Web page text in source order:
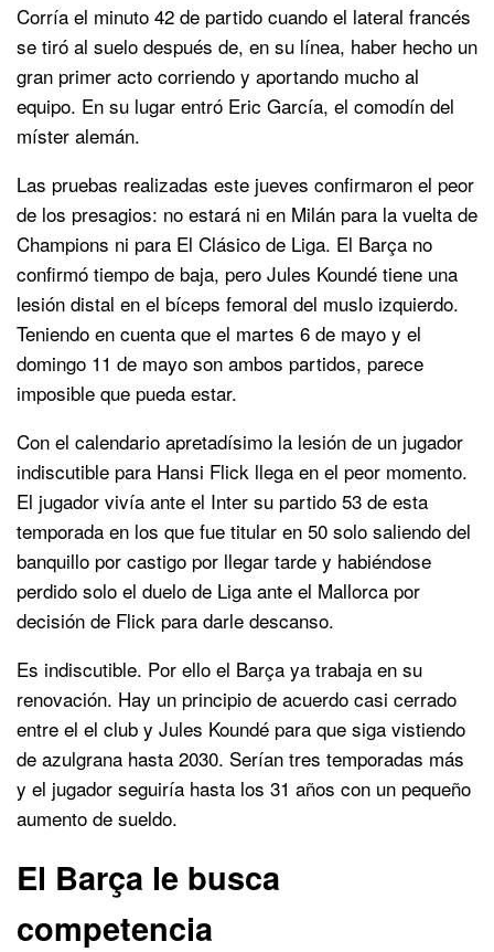
Corría el minuto 42 de partido cuando el lateral francés
se tiró al suelo después de, en su línea, haber hecho un
gran primer acto corriendo y aportando mucho al
equipo. En su lugar entró Eric García, el comodín del
míster alemán.
Las pruebas realizadas este jueves confirmaron el peor
de los presagios: no estará ni en Milán para la vuelta de
Champions ni para El Clásico de Liga. El Barça no
confirmó tiempo de baja, pero Jules Koundé tiene una
lesión distal en el bíceps femoral del muslo izquierdo.
Teniendo en cuenta que el martes 6 de mayo y el
domingo 11 de mayo son ambos partidos, parece
imposible que pueda estar.
Con el calendario apretadísimo la lesión de un jugador
indiscutible para Hansi Flick llega en el peor momento.
El jugador vivía ante el Inter su partido 53 de esta
temporada en los que fue titular en 50 solo saliendo del
banquillo por castigo por llegar tarde y habiéndose
perdido solo el duelo de Liga ante el Mallorca por
decisión de Flick para darle descanso.
Es indiscutible. Por ello el Barça ya trabaja en su
renovación. Hay un principio de acuerdo casi cerrado
entre el el club y Jules Koundé para que siga vistiendo
de azulgrana hasta 2030. Serían tres temporadas más
y el jugador seguiría hasta los 31 años con un pequeño
aumento de sueldo.
El Barça le busca
competencia